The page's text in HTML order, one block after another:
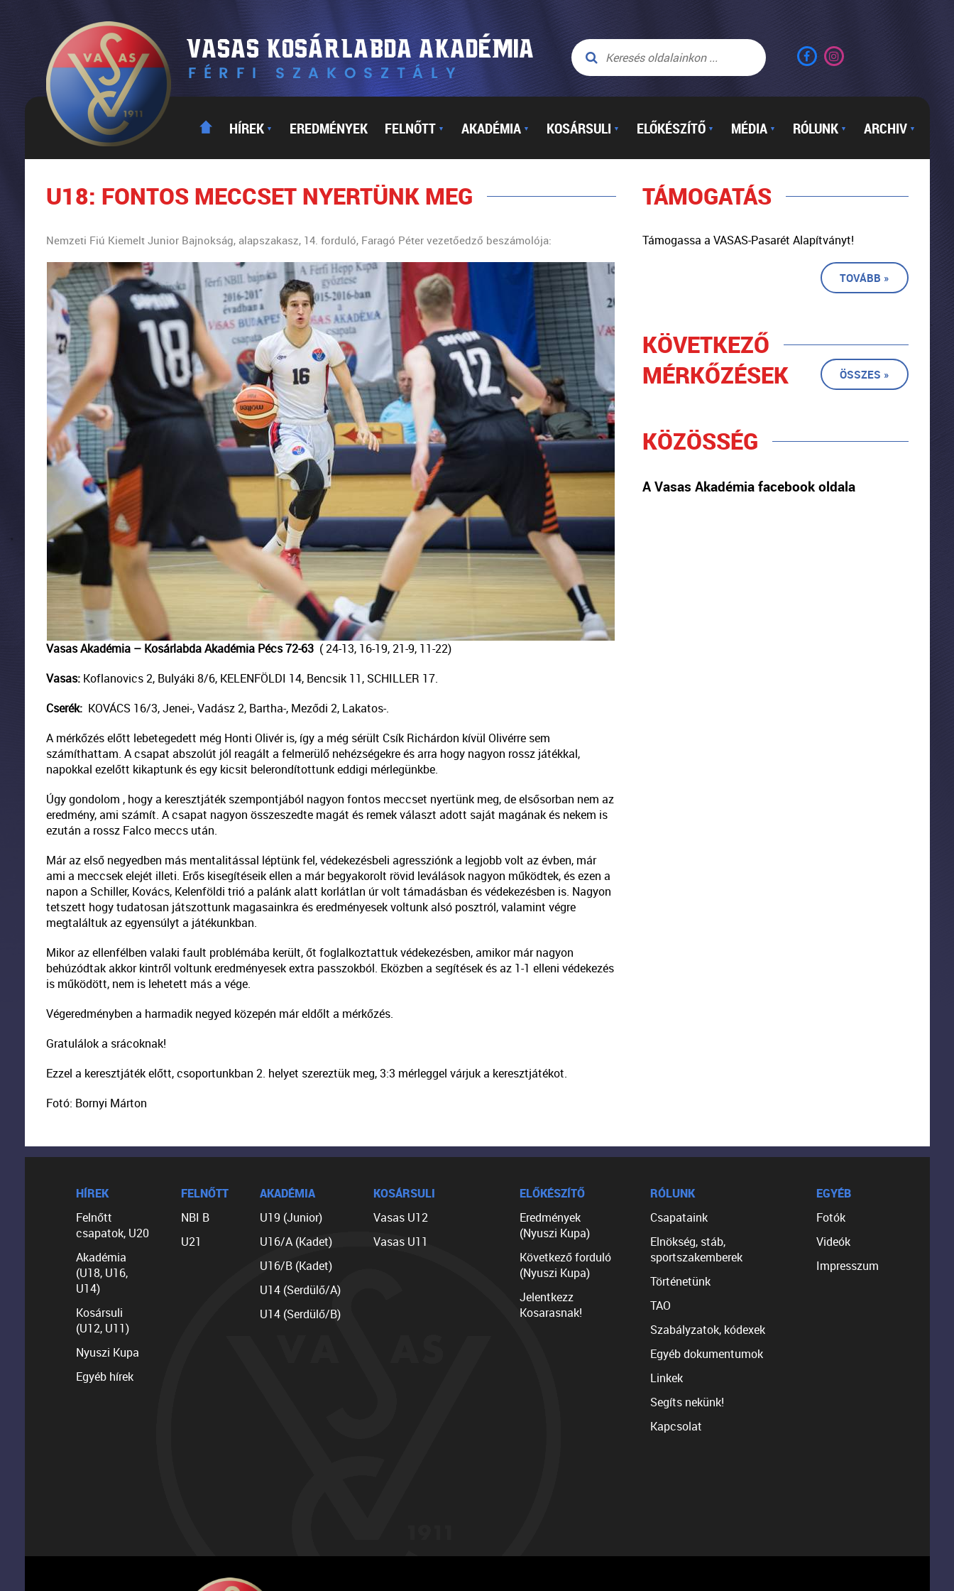
HÍREK ▼ EREDMÉNYEK FELNŐTT ▼ AKADÉMIA ▼ KOSÁRSULI ▼ ELŐKÉSZÍTŐ ▼ MÉDIA ▼ RÓLUNK ▼ ARCHIV ▼
U18: FONTOS MECCSET NYERTÜNK MEG
Nemzeti Fiú Kiemelt Junior Bajnokság, alapszakasz, 14. forduló, Faragó Péter vezetőedző beszámolója:
Vasas Akadémia – Kosárlabda Akadémia Pécs 72-63 ( 24-13, 16-19, 21-9, 11-22)
Vasas:Koflanovics 2, Bulyáki 8/6, KELENFÖLDI 14, Bencsik 11, SCHILLER 17.
Cserék:KOVÁCS 16/3, Jenei-, Vadász 2, Bartha-, Meződi 2, Lakatos-.
A mérkőzés előtt lebetegedett még Honti Olivér is, így a még sérült Csík Richárdon kívül Olivérre sem
számíthattam. A csapat abszolút jól reagált a felmerülő nehézségekre és arra hogy nagyon rossz játékkal,
napokkal ezelőtt kikaptunk és egy kicsit belerondítottunk eddigi mérlegünkbe.
Úgy gondolom , hogy a keresztjáték szempontjából nagyon fontos meccset nyertünk meg, de elsősorban nem az
eredmény, ami számít. A csapat nagyon összeszedte magát és remek választ adott saját magának és nekem is
ezután a rossz Falco meccs után.
Már az első negyedben más mentalitással léptünk fel, védekezésbeli agressziónk a legjobb volt az évben, már
ami a meccsek elejét illeti. Erős kisegítéseik ellen a már begyakorolt rövid leválások nagyon működtek, és ezen a
napon a Schiller, Kovács, Kelenföldi trió a palánk alatt korlátlan úr volt támadásban és védekezésben is. Nagyon
tetszett hogy tudatosan játszottunk magasainkra és eredményesek voltunk alsó posztról, valamint végre
megtaláltuk az egyensúlyt a játékunkban.
Mikor az ellenfélben valaki fault problémába került, őt foglalkoztattuk védekezésben, amikor már nagyon
behúzódtak akkor kintről voltunk eredményesek extra passzokból. Eközben a segítések és az 1-1 elleni védekezés
is működött, nem is lehetett más a vége.
Végeredményben a harmadik negyed közepén már eldőlt a mérkőzés.
Gratulálok a srácoknak!
Ezzel a keresztjáték előtt, csoportunkban 2. helyet szereztük meg, 3:3 mérleggel várjuk a keresztjátékot.
Fotó: Bornyi Márton
TÁMOGATÁS
Támogassa a VASAS-Pasarét Alapítványt!
TOVÁBB »
KÖVETKEZŐ
MÉRKŐZÉSEK
ÖSSZES »
KÖZÖSSÉG
A Vasas Akadémia facebook oldala
HÍREK
Felnőtt
csapatok, U20
Akadémia
(U18, U16,
U14)
Kosársuli
(U12, U11)
Nyuszi Kupa
Egyéb hírek
FELNŐTT
NBI B
U21
AKADÉMIA
U19 (Junior)
U16/A (Kadet)
U16/B (Kadet)
U14 (Serdülő/A)
U14 (Serdülő/B)
KOSÁRSULI
Vasas U12
Vasas U11
ELŐKÉSZÍTŐ
Eredmények
(Nyuszi Kupa)
Következő forduló
(Nyuszi Kupa)
Jelentkezz
Kosarasnak!
RÓLUNK
Csapataink
Elnökség, stáb,
sportszakemberek
Történetünk
TAO
Szabályzatok, kódexek
Egyéb dokumentumok
Linkek
Segíts nekünk!
Kapcsolat
EGYÉB
Fotók
Videók
Impresszum